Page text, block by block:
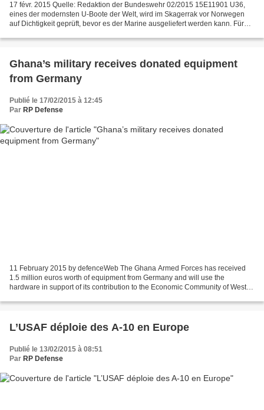
17 févr. 2015 Quelle: Redaktion der Bundeswehr 02/2015 15E11901 U36,
eines der modernsten U-Boote der Welt, wird im Skagerrak vor Norwegen
auf Dichtigkeit geprüft, bevor es der Marine ausgeliefert werden kann. Für
Ghana’s military receives donated equipment
from Germany
Publié le 17/02/2015 à 12:45
Par RP Defense
11 February 2015 by defenceWeb The Ghana Armed Forces has received
1.5 million euros worth of equipment from Germany and will use the
hardware in support of its contribution to the Economic Community of West
L’USAF déploie des A-10 en Europe
Publié le 13/02/2015 à 08:51
Par RP Defense